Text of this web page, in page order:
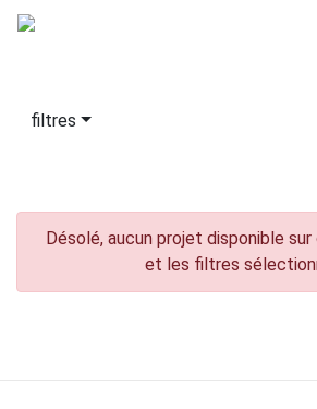
filtres
Désolé, aucun projet disponible
et les filtres